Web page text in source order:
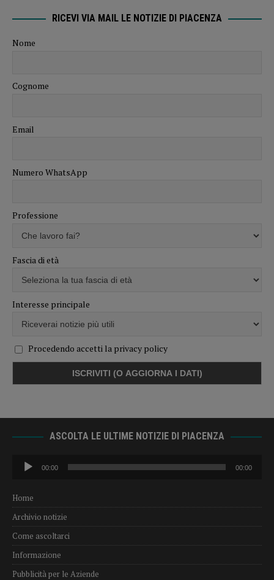
RICEVI VIA MAIL LE NOTIZIE DI PIACENZA
Nome
Cognome
Email
Numero WhatsApp
Professione
Fascia di età
Interesse principale
Procedendo accetti la privacy policy
ASCOLTA LE ULTIME NOTIZIE DI PIACENZA
Audio
Player
00:00 00:00
Home
Archivio notizie
Come ascoltarci
Informazione
Pubblicità per le Aziende